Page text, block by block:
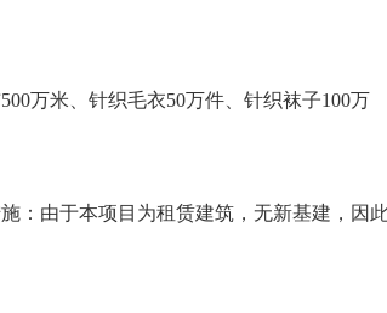
万米、针织毛衣50万件、针织袜子100万
：由于本项目为租赁建筑，无新基建，因